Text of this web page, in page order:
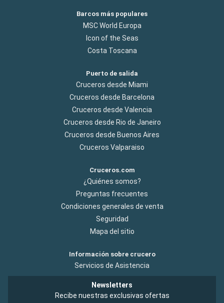
Barcos más populares
MSC World Europa
Icon of the Seas
Costa Toscana
Puerto de salida
Cruceros desde Miami
Cruceros desde Barcelona
Cruceros desde Valencia
Cruceros desde Rio de Janeiro
Cruceros desde Buenos Aires
Cruceros Valparaiso
Cruceros.com
¿Quiénes somos?
Preguntas frecuentes
Condiciones generales de venta
Seguridad
Mapa del sitio
Información sobre crucero
Servicios de Asistencia
Newsletters
Recibe nuestras exclusivas ofertas